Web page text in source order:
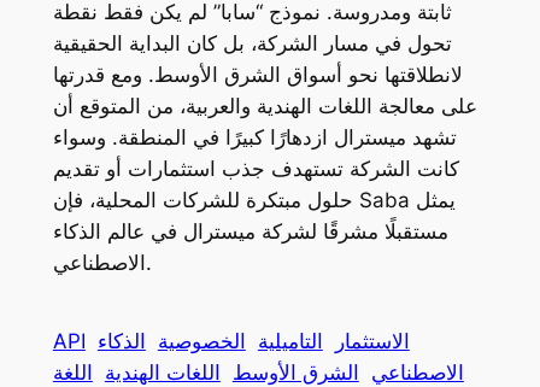
ثابتة ومدروسة. نموذج “سابا” لم يكن فقط نقطة
تحول في مسار الشركة، بل كان البداية الحقيقية
لانطلاقتها نحو أسواق الشرق الأوسط. ومع قدرتها
على معالجة اللغات الهندية والعربية، من المتوقع أن
تشهد ميسترال ازدهارًا كبيرًا في المنطقة. وسواء
كانت الشركة تستهدف جذب استثمارات أو تقديم
حلول مبتكرة للشركات المحلية، فإن Saba يمثل
مستقبلًا مشرقًا لشركة ميسترال في عالم الذكاء
الاصطناعي.
API الاستثمار التاميلية الخصوصية
الذكاء
الاصطناعي
الشرق الأوسط اللغات الهندية
اللغة